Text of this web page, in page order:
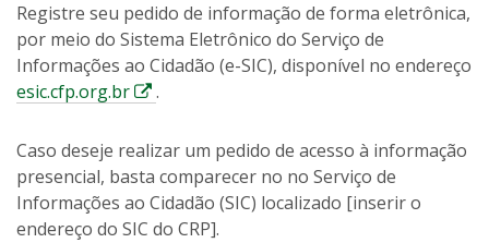
Registre seu pedido de informação de forma eletrônica,
por meio do Sistema Eletrônico do Serviço de
Informações ao Cidadão (e-SIC), disponível no endereço
esic.cfp.org.br
E
s
e
l
i
.
Caso deseje realizar um pedido de acesso à informação
presencial, basta comparecer no no Serviço de
Informações ao Cidadão (SIC) localizado [inserir o
endereço do SIC do CRP].